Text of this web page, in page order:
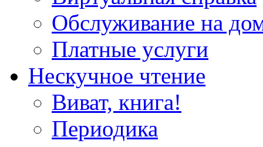
Обслуживание на
Платные услуги
Нескучное чтение
Виват, книга!
Периодика